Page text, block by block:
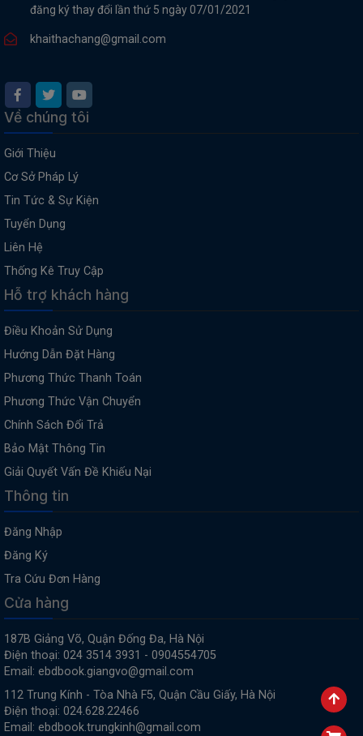
đăng ký thay đổi lần thứ 5 ngày 07/01/2021
khaithachang@gmail.com
Về chúng tôi
Giới Thiệu
Cơ Sở Pháp Lý
Tin Tức & Sự Kiện
Tuyển Dụng
Liên Hệ
Thống Kê Truy Cập
Hỗ trợ khách hàng
Điều Khoản Sử Dụng
Hướng Dẫn Đặt Hàng
Phương Thức Thanh Toán
Phương Thức Vận Chuyển
Chính Sách Đổi Trả
Bảo Mật Thông Tin
Giải Quyết Vấn Đề Khiếu Nại
Thông tin
Đăng Nhập
Đăng Ký
Tra Cứu Đơn Hàng
Cửa hàng
187B Giảng Võ, Quận Đống Đa, Hà Nội
Điện thoại: 024 3514 3931 - 0904554705
Email: ebdbook.giangvo@gmail.com
112 Trung Kính - Tòa Nhà F5, Quận Cầu Giấy, Hà Nội
Điện thoại: 024.628.22466
Email: ebdbook.trungkinh@gmail.com